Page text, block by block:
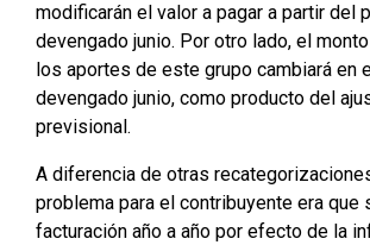
modificarán el valor a pagar a partir del
devengado junio. Por otro lado, el
los aportes de este grupo cambiará en
devengado junio, como producto del
previsional.
A diferencia de otras
problema para el contribuyente era que
facturación año a año por efecto de la